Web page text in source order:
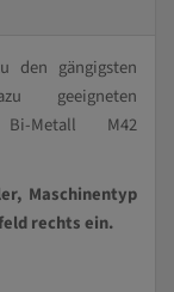
den gängigsten
geeigneten
Bi-Metall M42
Maschinentyp
rechts ein.